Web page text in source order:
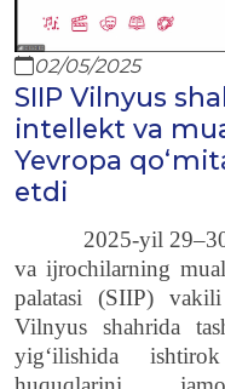
02/05/2025
SIIP Vilnyus
intellekt va
Yevropa
etdi
2025-yil
va ijrochilarning
palatasi (SIIP)
Vilnyus shahrida
yig‘ilishida